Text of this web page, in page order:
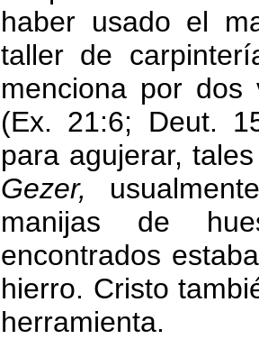
haber usado el
taller de
menciona por
(Ex. 21:6; Deut.
para agujerar,
Gezer,
manijas de
encontrados
hierro. Cristo
herramienta.